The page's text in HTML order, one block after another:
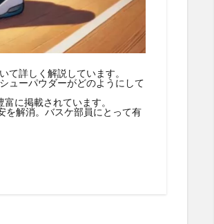
て詳しく解説しています。
ューパウダーがどのようにして
に掲載されています。
を解消。バスケ部員にとって有